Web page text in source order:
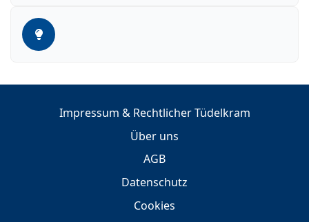
Impressum & Rechtlicher Tüdelkram
Über uns
AGB
Datenschutz
Cookies